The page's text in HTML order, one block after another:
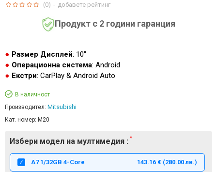
Продукт с 2 години гаранция
Размер Дисплей: 10"
Операционна система: Android
Екстри: CarPlay & Android Auto
В наличност
Производител: Mitsubishi
Кат. номер: M20
(0) - добавете рейтинг
Избери модел на мултимедия :
А7 1/32GB 4-Core 143.16 € (280.00 лв.)